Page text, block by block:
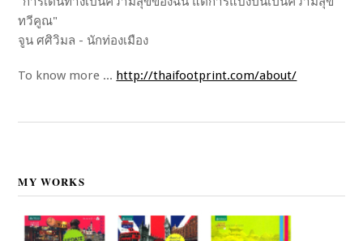
ทวีคูณ"
จูน ศศิวิมล - นักท่องเมือง
To know more ... http://thaifootprint.com/about/
MY WORKS